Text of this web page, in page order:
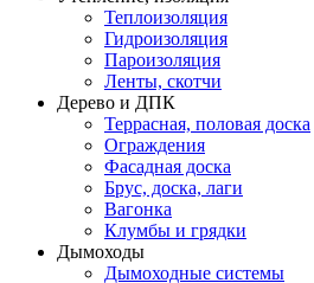
Теплоизоляция
Гидроизоляция
Пароизоляция
Ленты, скотчи
Дерево и ДПК
Террасная, половая доска
Ограждения
Фасадная доска
Брус, доска, лаги
Вагонка
Клумбы и грядки
Дымоходы
Дымоходные системы